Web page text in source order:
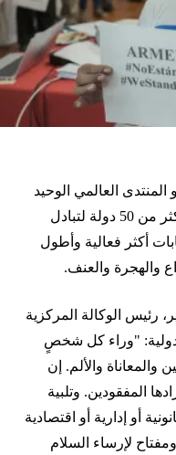
العالمي الوحيد
من نوعه، أكثر من 900 مشارك من أكثر من 50 دولة لتبادل
أكثر فعالية وأطول
والهجرة والعنف.
رئيس الوكالة المركزية
"وراء كل شخصٍ
والألم. إن
المفقودين. وتلبية
أو إدارية أو اقتصادية
لإرساء السلام